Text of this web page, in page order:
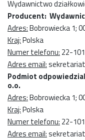
Wydawnictwo
Producent:
Adres:Bobrowiecka 1;
Kraj:Polska
Numer telefonu: 22-
Adres email:
Podmiot
o.o.
Adres:Bobrowiecka 1;
Kraj:Polska
Numer telefonu: 22-
Adres email: